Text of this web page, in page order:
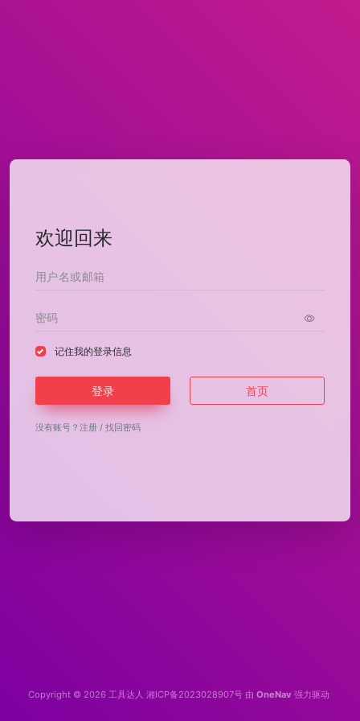
欢迎回来
记住我的登录信息
登录 首页
没有账号？ 注册 / 找回密码
Copyright © 2026 工具达人 湘ICP备2023028907号 由 OneNav 强力驱动